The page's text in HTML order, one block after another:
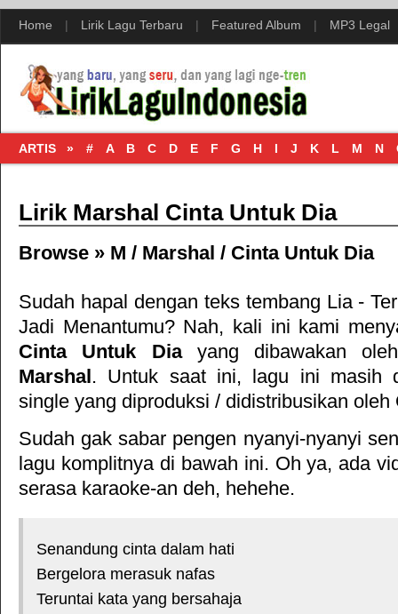
Home | Lirik Lagu Terbaru | Featured Album | MP3 Legal
ARTIS » # A B C D E F G H I J K L M N
Lirik Marshal Cinta Untuk Dia
Browse » M / Marshal / Cinta Untuk Dia
Sudah hapal dengan teks tembang Lia -
Jadi Menantumu? Nah, kali ini kami
Cinta Untuk Diayang dibawakan
Marshal. Untuk saat ini, lagu ini masih
single yang diproduksi / didistribusikan oleh
Sudah gak sabar pengen nyanyi-nyanyi
lagu komplitnya di bawah ini. Oh ya, ada
serasa karaoke-an deh, hehehe.
Senandung cinta dalam hati
Bergelora merasuk nafas
Teruntai kata yang bersahaja